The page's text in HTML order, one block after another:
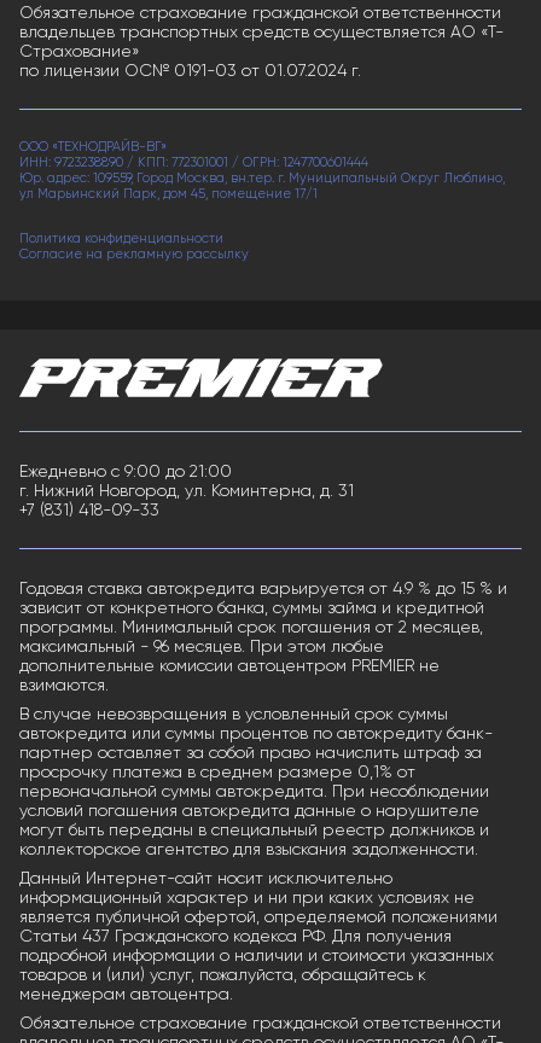
Обязательное страхование гражданской ответственности
владельцев транспортных средств осуществляется АО «Т-
Страхование»
по лицензии ОС№ 0191-03 от 01.07.2024 г.
ООО «ТЕХНОДРАЙВ-ВГ»
ИНН: 9723238890 / КПП: 772301001 / ОГРН: 1247700601444
Юр. адрес: 109559, Город Москва, вн.тер. г. Муниципальный Округ Люблино,
ул Марьинский Парк, дом 45, помещение 17/1
Политика конфиденциальности
Согласие на рекламную рассылку
Ежедневно с 9:00 до 21:00
г. Нижний Новгород, ул. Коминтерна, д. 31
+7 (831) 418-09-33
Годовая ставка автокредита варьируется от 4.9 % до 15 % и
зависит от конкретного банка, суммы займа и кредитной
программы. Минимальный срок погашения от 2 месяцев,
максимальный - 96 месяцев. При этом любые
дополнительные комиссии автоцентром PREMIER не
взимаются.
В случае невозвращения в условленный срок суммы
автокредита или суммы процентов по автокредиту банк-
партнер оставляет за собой право начислить штраф за
просрочку платежа в среднем размере 0,1% от
первоначальной суммы автокредита. При несоблюдении
условий погашения автокредита данные о нарушителе
могут быть переданы в специальный реестр должников и
коллекторское агентство для взыскания задолженности.
Данный Интернет-сайт носит исключительно
информационный характер и ни при каких условиях не
является публичной офертой, определяемой положениями
Статьи 437 Гражданского кодекса РФ. Для получения
подробной информации о наличии и стоимости указанных
товаров и (или) услуг, пожалуйста, обращайтесь к
менеджерам автоцентра.
Обязательное страхование гражданской ответственности